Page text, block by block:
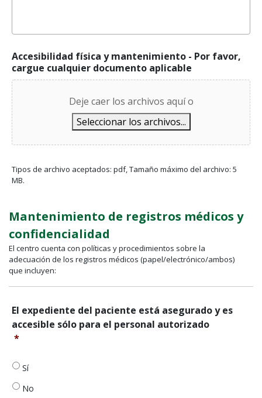
Accesibilidad física y mantenimiento - Por favor,
cargue cualquier documento aplicable
Deje caer los archivos aquí o
Seleccionar los archivos...
Tipos de archivo aceptados: pdf, Tamaño máximo del archivo: 5
MB.
Mantenimiento de registros médicos y
confidencialidad
El centro cuenta con políticas y procedimientos sobre la
adecuación de los registros médicos (papel/electrónico/ambos)
que incluyen:
El
registro
del
asegurado
y
es
El expediente del paciente está asegurado y es
accesible sólo para el personal autorizado
*
Sí
No